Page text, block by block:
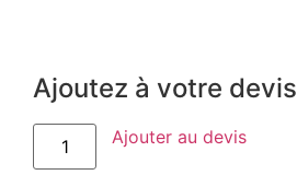
Ajoutez à votre devis
Ajouter au devis